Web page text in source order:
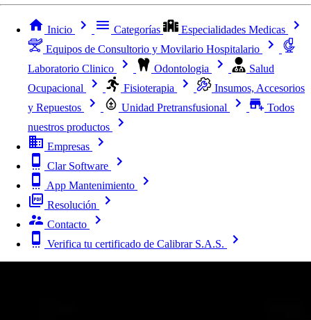
Inicio Categorías
Especialidades Medicas
Equipos de Consultorio y Movilario Hospitalario
Laboratorio Clinico
Odontologia
Salud
Ocupacional
Fisioterapia
Insumos, Accesorios
y Repuestos
Unidad Pretransfusional
Todos
nuestros productos
Empresas
Clar Software
App Mantenimiento
Resolución
Contacto
Verifica tu certificado de Calibrar S.A.S.